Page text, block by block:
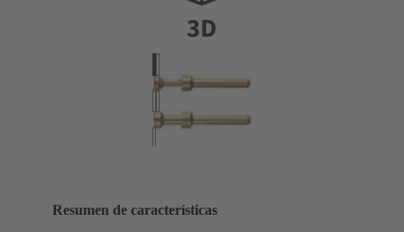
Resumen de características